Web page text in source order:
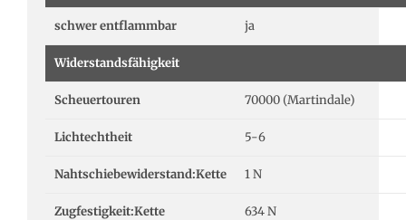
schwer entflammbar ja
Widerstandsfähigkeit
Scheuertouren 70000 (Martindale)
Lichtechtheit 5-6
Nahtschiebewiderstand:Kette 1 N
Zugfestigkeit:Kette 634 N